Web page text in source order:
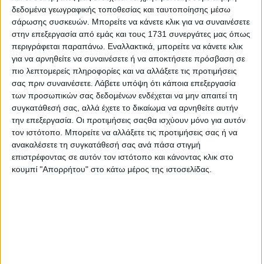
δεδομένα γεωγραφικής τοποθεσίας και ταυτοποίησης μέσω
σάρωσης συσκευών. Μπορείτε να κάνετε κλικ για να συναινέσετε
στην επεξεργασία από εμάς και τους 1731 συνεργάτες μας όπως
περιγράφεται παραπάνω. Εναλλακτικά, μπορείτε να κάνετε κλικ
για να αρνηθείτε να συναινέσετε ή να αποκτήσετε πρόσβαση σε
πιο λεπτομερείς πληροφορίες και να αλλάξετε τις προτιμήσεις
σας πριν συναινέσετε. Λάβετε υπόψη ότι κάποια επεξεργασία
των προσωπικών σας δεδομένων ενδέχεται να μην απαιτεί τη
συγκατάθεσή σας, αλλά έχετε το δικαίωμα να αρνηθείτε αυτήν
την επεξεργασία. Οι προτιμήσεις σαςθα ισχύουν μόνο για αυτόν
τον ιστότοπο. Μπορείτε να αλλάξετε τις προτιμήσεις σας ή να
ανακαλέσετε τη συγκατάθεσή σας ανά πάσα στιγμή
επιστρέφοντας σε αυτόν τον ιστότοπο και κάνοντας κλικ στο
κουμπί "Απορρήτου" στο κάτω μέρος της ιστοσελίδας.
να αυξήσει τα αντανακλαστικά μας για μικρό
χρονικό διάστημα, όμως δε μπορεί να
αντικαταστήσει έναν καλό ύπνο. Ο λόγος είναι
πως απλά θα παραταθεί, και δεν θα
αποφευχθεί, το διάστημα μέχρι να νιώσουμε
υπνηλία
Αποφεύγουμε να κάνουμε ταξίδι μετά από
πλήρη ημέρα δουλειάς. Όταν ολοκληρώνουμε
το ωράριό μας είναι λογικό να νιώθουμε
κούραση, οπότε τα αντανακλαστικά μας δε θα
βρίσκονται στο απαιτούμενο επίπεδο.